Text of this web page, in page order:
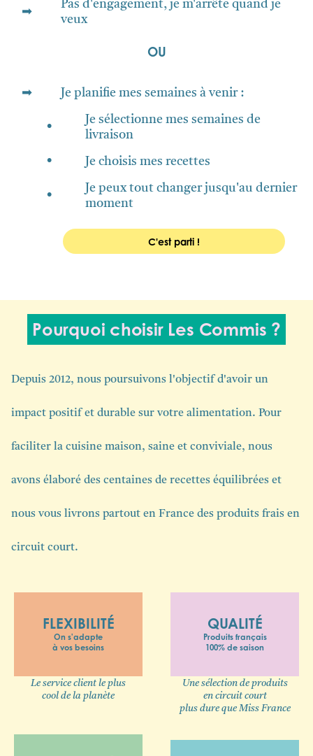
➡
Pas d'engagement, je m'arrête quand je
veux
OU
➡ Je planifie mes semaines à venir :
•
Je sélectionne mes semaines de
livraison
•
Je choisis mes recettes
•
Je peux tout changer jusqu'au dernier
moment
C'est parti !
Pourquoi choisir Les Commis ?
Depuis 2012, nous poursuivons l'objectif d'avoir un
impact positif et durable sur votre alimentation. Pour
faciliter la cuisine maison, saine et conviviale, nous
avons élaboré des centaines de recettes équilibrées et
nous vous livrons partout en France des produits frais en
circuit court.
FLEXIBILITÉ
On s'adapte
à vos besoins
Le service client le plus
cool de la planète
QUALITÉ
Produits français
100% de saison
Une sélection de produits
en circuit court
plus dure que Miss France